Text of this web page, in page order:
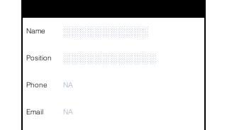
Name ░░░░░░░░░░░
Position ░░░░░░░░░░░░
Phone NA
Email NA